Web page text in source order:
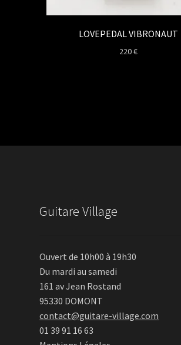
LOVEPEDAL VIBRONAUT
220€
Guitare Village
Ouvert de 10h00 à 19h30
Du mardi au samedi
161 av Jean Rostand
95330 DOMONT
contact@guitare-village.com
01 39 91 16 63